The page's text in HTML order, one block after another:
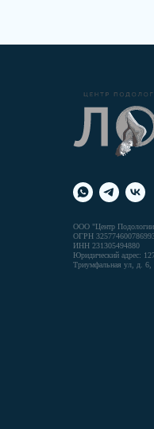
ООО "Центр
ОГРН
ИНН 231305494880
Юридический адрес:
Триумфальная ул, д.